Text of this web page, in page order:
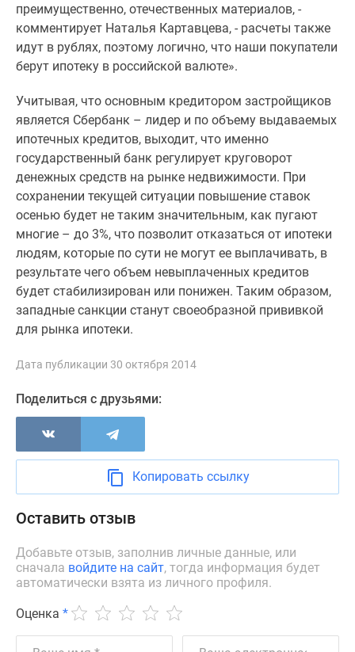
скидками
41%
360°
новостроек
Субсидированная
застройщиком
Rutube
Поиск
дома
Москве
Программа
реновации
Москве
Новостройки
премиум-
класса
Новостройки
бизнес-
класса
Траншевая
Дома
коттеджи
Коттеджные
Новой
преимущественно, отечественных материалов, -
комментирует Наталья Картавцева, - расчеты также
идут в рублях, поэтому логично, что наши покупатели
берут ипотеку в российской валюте».
Учитывая, что основным кредитором застройщиков
является Сбербанк – лидер и по объему выдаваемых
ипотечных кредитов, выходит, что именно
государственный банк регулирует круговорот
денежных средств на рынке недвижимости. При
сохранении текущей ситуации повышение ставок
осенью будет не таким значительным, как пугают
многие – до 3%, что позволит отказаться от ипотеки
людям, которые по сути не могут ее выплачивать, в
результате чего объем невыплаченных кредитов
будет стабилизирован или понижен. Таким образом,
западные санкции станут своеобразной прививкой
для рынка ипотеки.
Дата публикации 30 октября 2014
Поделиться с друзьями:
Копировать ссылку
Оставить отзыв
Добавьте отзыв, заполнив личные данные, или
сначала войдите на сайт, тогда информация будет
автоматически взята из личного профиля.
Оценка *